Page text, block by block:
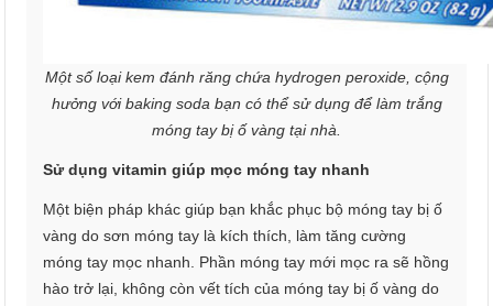
Một số loại kem đánh răng chứa hydrogen peroxide, cộng
hưởng với baking soda bạn có thể sử dụng để làm trắng
móng tay bị ố vàng tại nhà.
Sử dụng vitamin giúp mọc móng tay nhanh
Một biện pháp khác giúp bạn khắc phục bộ móng tay bị ố
vàng do sơn móng tay là kích thích, làm tăng cường
móng tay mọc nhanh. Phần móng tay mới mọc ra sẽ hồng
hào trở lại, không còn vết tích của móng tay bị ố vàng do